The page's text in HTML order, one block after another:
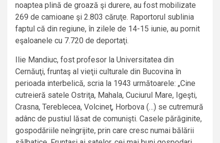
noaptea plină de groază şi durere, au fost mobilizate
269 de camioane şi 2.803 căruţe. Raportorul sublinia
faptul că din regiune, în zilele de 14-15 iunie, au pornit
eşaloanele cu 7.720 de deportaţi.
Ilie Mandiuc, fost profesor la Universitatea din
Cernăuţi, fruntaş al vieţii culturale din Bucovina în
perioada interbelică, scria la 1943 următoarele: „Cine
cutreieră satele Ostriţa, Mahala, Cuciurul Mare, Igeşti,
Crasna, Tereblecea, Volcineţ, Horbova (…) se cutremură
adânc de pustiul lăsat de comunişti. Casele părăginite,
gospodăriile neîngrijite, prin care cresc numai bălării